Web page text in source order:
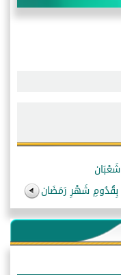
بِقُدُومِ شَهْرِ رَمَضَان